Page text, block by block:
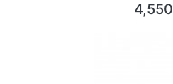
4,550